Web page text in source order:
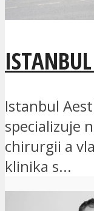
Istanbul
specializuje
chirurgii a
klinika s...